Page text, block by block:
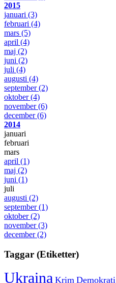
2015
januari (3)
februari (4)
mars (5)
april (4)
maj (2)
juni (2)
juli (4)
augusti (4)
september(2)
oktober(4)
november(6)
december(6)
2014
januari
februari
mars
april (1)
maj (2)
juni (1)
juli
augusti (2)
september(1)
oktober(2)
november(3)
december(2)
Taggar (Etiketter)
Ukraina Krim Demokrati